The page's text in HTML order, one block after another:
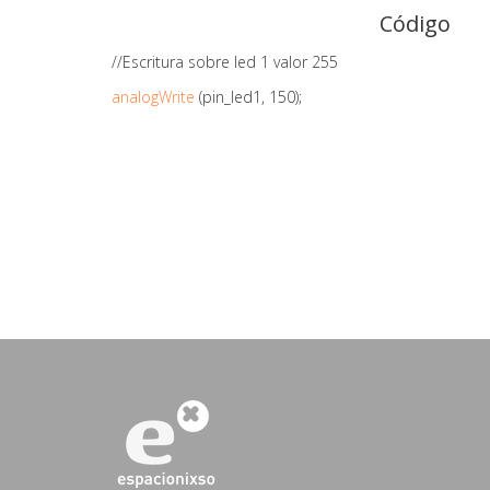
Código
//Escritura sobre led 1 valor 255
analogWrite (pin_led1, 150);